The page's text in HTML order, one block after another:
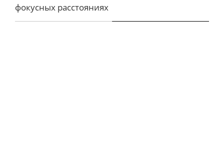
качество и точность изображения.
фокусных расстояниях